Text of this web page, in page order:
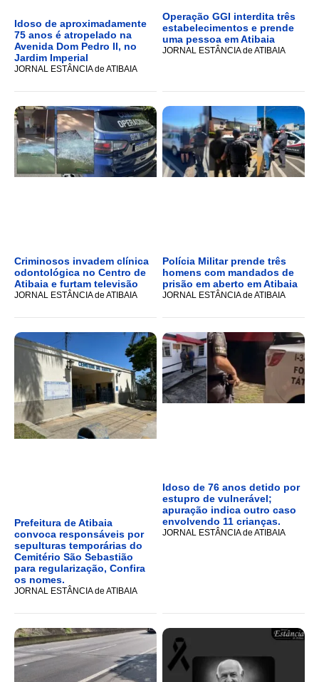
Idoso de aproximadamente
75 anos é atropelado na
Avenida Dom Pedro II, no
Jardim Imperial
JORNAL ESTÂNCIA de ATIBAIA
Operação GGI interdita três
estabelecimentos e prende
uma pessoa em Atibaia
JORNAL ESTÂNCIA de ATIBAIA
Criminosos invadem clínica
odontológica no Centro de
Atibaia e furtam televisão
JORNAL ESTÂNCIA de ATIBAIA
Polícia Militar prende três
homens com mandados de
prisão em aberto em Atibaia
JORNAL ESTÂNCIA de ATIBAIA
Prefeitura de Atibaia
convoca responsáveis por
sepulturas temporárias do
Cemitério São Sebastião
para regularização, Confira
os nomes.
JORNAL ESTÂNCIA de ATIBAIA
Idoso de 76 anos detido por
estupro de vulnerável;
apuração indica outro caso
envolvendo 11 crianças.
JORNAL ESTÂNCIA de ATIBAIA